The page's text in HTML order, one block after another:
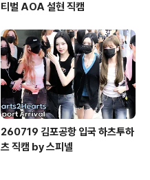
티벌 AOA 설현 직캠
260719 김포공항 입국 하츠투하
츠 직캠 by 스피넬